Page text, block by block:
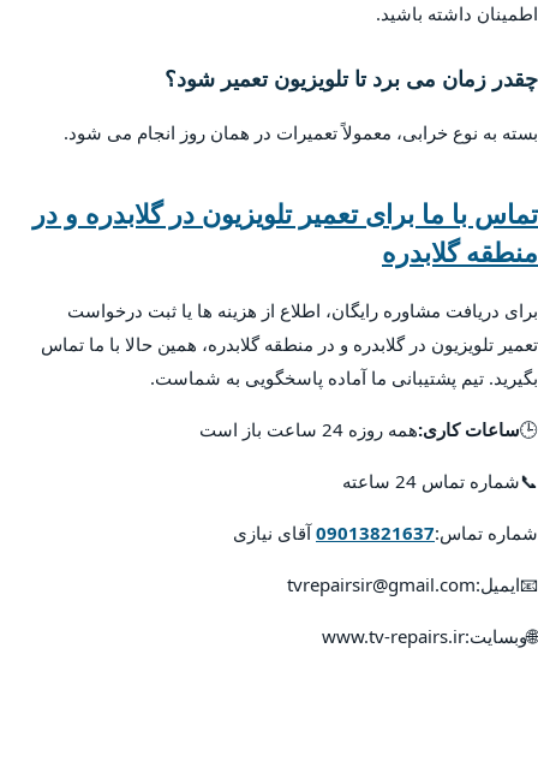
اطمینان داشته باشید.
چقدر زمان می برد تا تلویزیون تعمیر شود؟
بسته به نوع خرابی، معمولاً تعمیرات در همان روز انجام می شود.
تماس با ما برای تعمیر تلویزیون در گلابدره و در
منطقه گلابدره
برای دریافت مشاوره رایگان، اطلاع از هزینه ها یا ثبت درخواست
تعمیر تلویزیون در گلابدره و در منطقه گلابدره، همین حالا با ما تماس
بگیرید. تیم پشتیبانی ما آماده پاسخگویی به شماست.
🕒ساعات کاری:همه روزه 24 ساعت باز است
📞شماره تماس 24 ساعته
شماره تماس:09013821637آقای نیازی
📧ایمیل:tvrepairsir@gmail.com
🌐وبسایت:www.tv-repairs.ir